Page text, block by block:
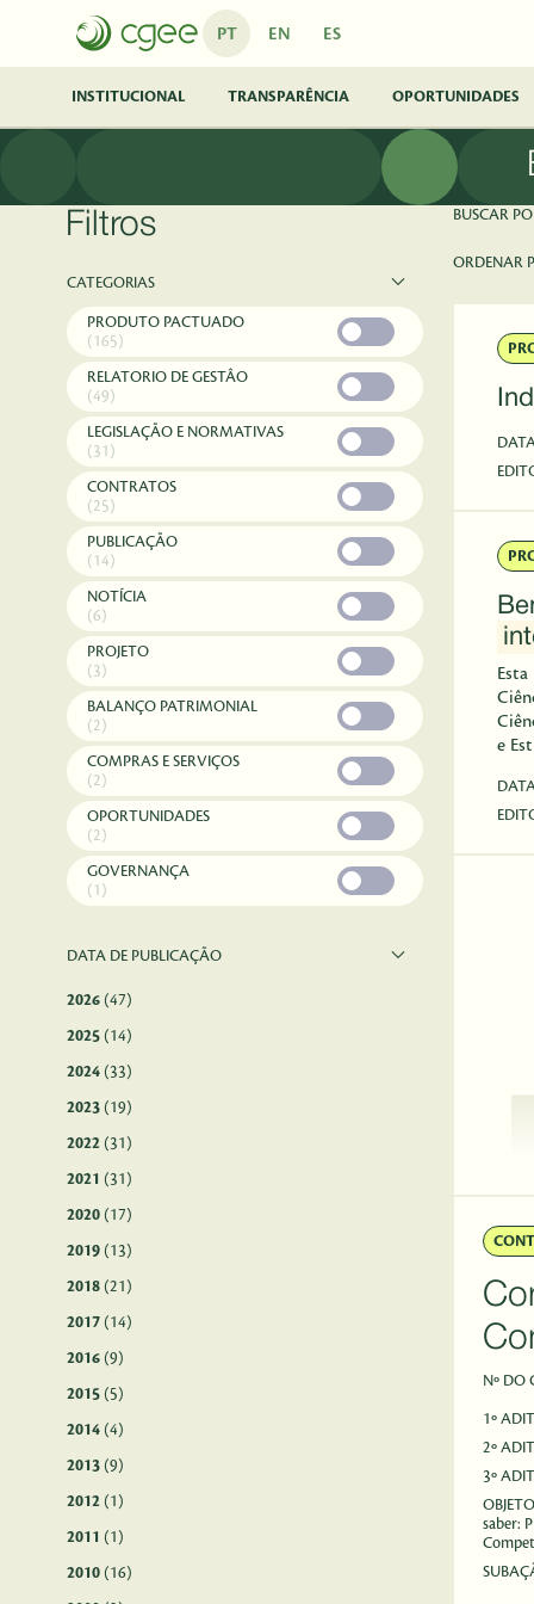
Pular para o Conteúdo principal
PT EN ES
INSTITUCIONAL TRANSPARÊNCIA OPORTUNIDADES
Filtros
CATEGORIAS
PRODUTO PACTUADO
(165)
RELATORIO DE GESTÂO
(49)
LEGISLAÇÃO E NORMATIVAS
(31)
CONTRATOS
(25)
PUBLICAÇÃO
(14)
NOTÍCIA
(6)
PROJETO
(3)
BALANÇO PATRIMONIAL
(2)
COMPRAS E SERVIÇOS
(2)
OPORTUNIDADES
(2)
GOVERNANÇA
(1)
DATA DE PUBLICAÇÃO
2026 (47)
2025 (14)
2024 (33)
2023 (19)
2022 (31)
2021 (31)
2020 (17)
2019 (13)
2018 (21)
2017 (14)
2016 (9)
2015 (5)
2014 (4)
2013 (9)
2012 (1)
2011 (1)
2010 (16)
BUSCAR
ORDENAR
e
Nº DO
1º
2º
3º
saber: